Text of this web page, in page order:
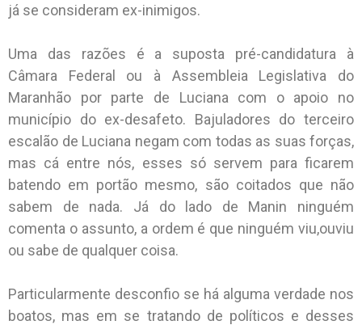
já se consideram ex-inimigos.
Uma das razões é a suposta pré-candidatura à
Câmara Federal ou à Assembleia Legislativa do
Maranhão por parte de Luciana com o apoio no
município do ex-desafeto. Bajuladores do terceiro
escalão de Luciana negam com todas as suas forças,
mas cá entre nós, esses só servem para ficarem
batendo em portão mesmo, são coitados que não
sabem de nada. Já do lado de Manin ninguém
comenta o assunto, a ordem é que ninguém viu,ouviu
ou sabe de qualquer coisa.
Particularmente desconfio se há alguma verdade nos
boatos, mas em se tratando de políticos e desses